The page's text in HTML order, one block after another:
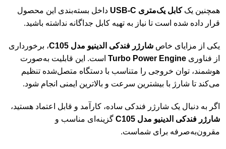
همچنین یککابل یک‌متری USB-C داخل بسته‌بندی این محصول
قرار داده شده است تا نیاز به تهیه کابل جداگانه نداشته باشید.
یکی از مزایای خاص شارژر فندکی الدینیو مدل C105، برخورداری
از فناوری Turbo Power Engine است. این قابلیت به‌صورت
هوشمند، توان خروجی را متناسب با دستگاه متصل‌شده تنظیم
می‌کند تا شارژ با بیشترین سرعت و بالاترین ایمنی انجام شود.
اگر به دنبال یک شارژر فندکی ساده، کارآمد و قابل اعتماد هستید،
شارژر فندکی الدینیو مدل C105 گزینه‌ای مناسب و
مقرون‌به‌صرفه برای شماست.